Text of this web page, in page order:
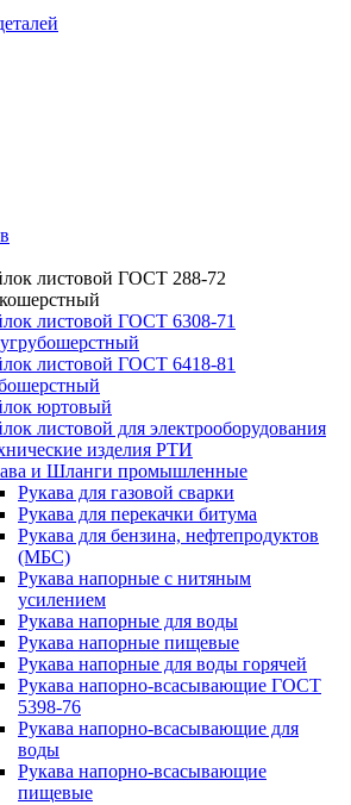
листовой ГОСТ 288-72
листовой ГОСТ 6308-71
листовой ГОСТ 6418-81
юртовый
листовой для электрооборудования
изделия РТИ
и Шланги промышленные
Рукава для газовой сварки
Рукава для перекачки битума
Рукава для бензина, нефтепродуктов
(МБС)
Рукава напорные с нитяным
усилением
Рукава напорные для воды
Рукава напорные пищевые
Рукава напорные для воды горячей
Рукава напорно-всасывающие ГОСТ
5398-76
Рукава напорно-всасывающие для
воды
Рукава напорно-всасывающие
пищевые